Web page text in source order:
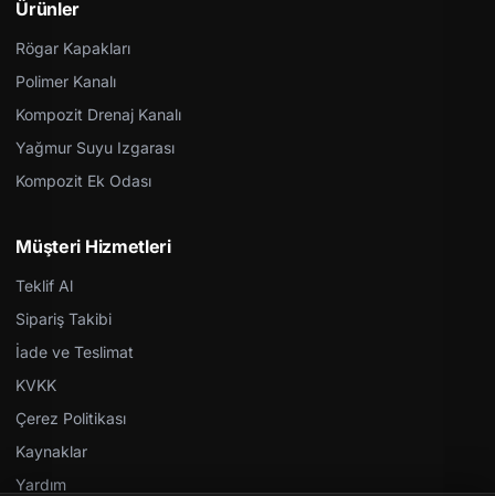
Ürünler
Rögar Kapakları
Polimer Kanalı
Kompozit Drenaj Kanalı
Yağmur Suyu Izgarası
Kompozit Ek Odası
Müşteri Hizmetleri
Teklif Al
Sipariş Takibi
İade ve Teslimat
KVKK
Çerez Politikası
Kaynaklar
Yardım